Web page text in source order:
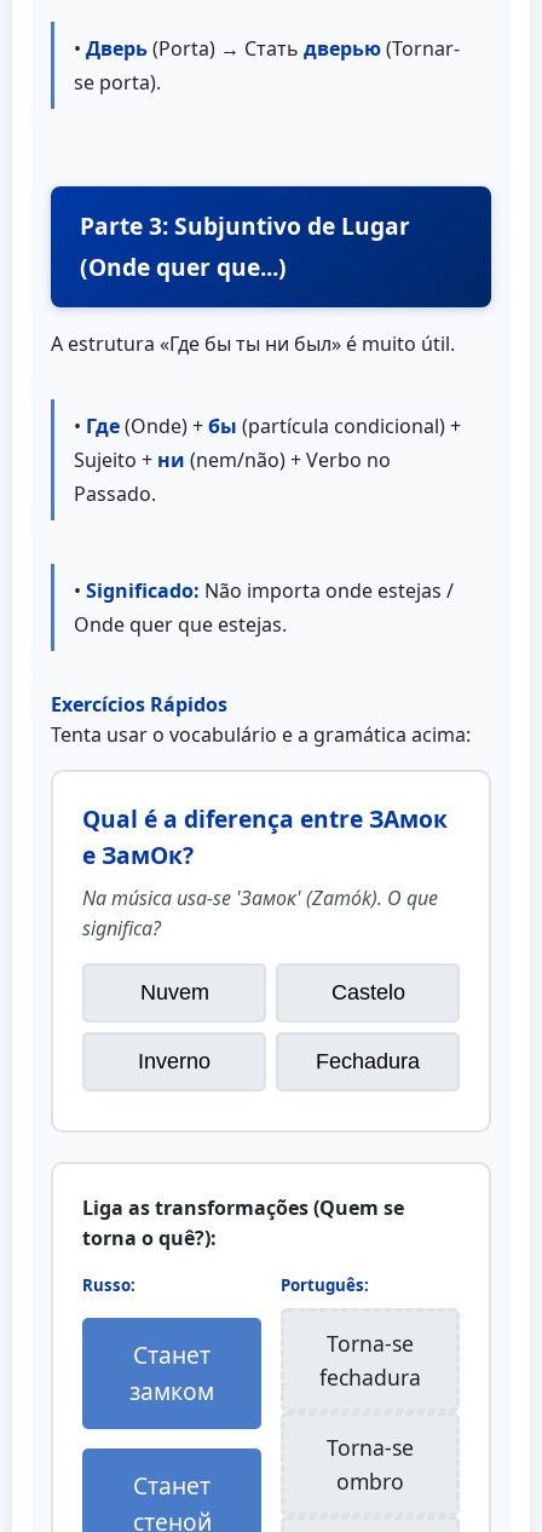
• Дверь(Porta) → Стать дверью(Tornar-
se porta).
Parte 3: Subjuntivo de Lugar
(Onde quer que...)
A estrutura «Где бы ты ни был» é muito útil.
• Где(Onde) +бы (partícula condicional) +
Sujeito + ни (nem/não) + Verbo no
Passado.
• Significado: Não importa onde estejas /
Onde quer que estejas.
Exercícios Rápidos
Tenta usar o vocabulário e a gramática acima:
Qual é a diferença entre ЗАмок
e ЗамОк?
Na música usa-se 'Замок' (Zamók). O que
significa?
Nuvem Castelo
Inverno Fechadura
Liga as transformações (Quem se
torna o quê?):
Russo:
Станет
замком
Станет
стеной
Português:
Torna-se
fechadura
Torna-se
ombro